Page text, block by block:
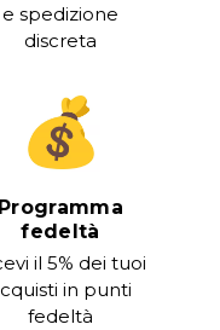
e spedizione
discreta
Programma
fedeltà
il 5% dei tuoi
in punti
fedeltà